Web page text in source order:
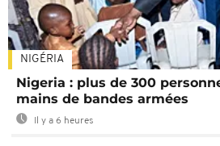
NIGÉRIA
Nigeria : plus de 300
mains de bandes armées
Il y a 6 heures